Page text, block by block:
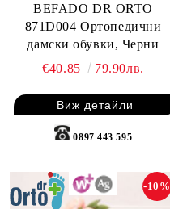
BEFADO DR ORTO
871D004 Ортопедични
дамски обувки, Черни
€40.85
79.90лв.
Виж детайли
0897 443 595
-10%